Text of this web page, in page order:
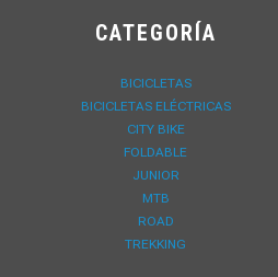
CATEGORÍA
BICICLETAS
BICICLETAS ELÉCTRICAS
CITY BIKE
FOLDABLE
JUNIOR
MTB
ROAD
TREKKING